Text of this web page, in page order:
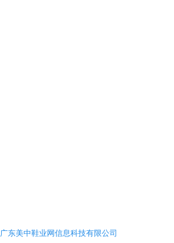
广东美中鞋业网信息科技有限公司